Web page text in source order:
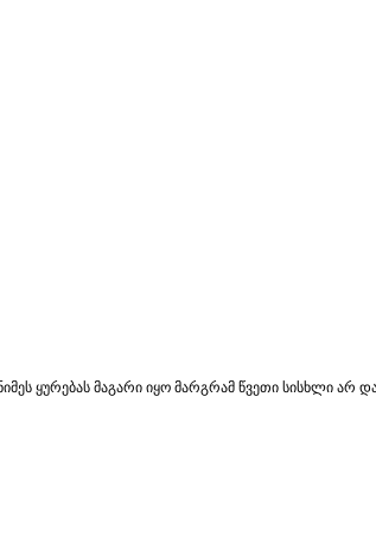
ყურებას მაგარი იყო მარგრამ წვეთი სისხლი არ